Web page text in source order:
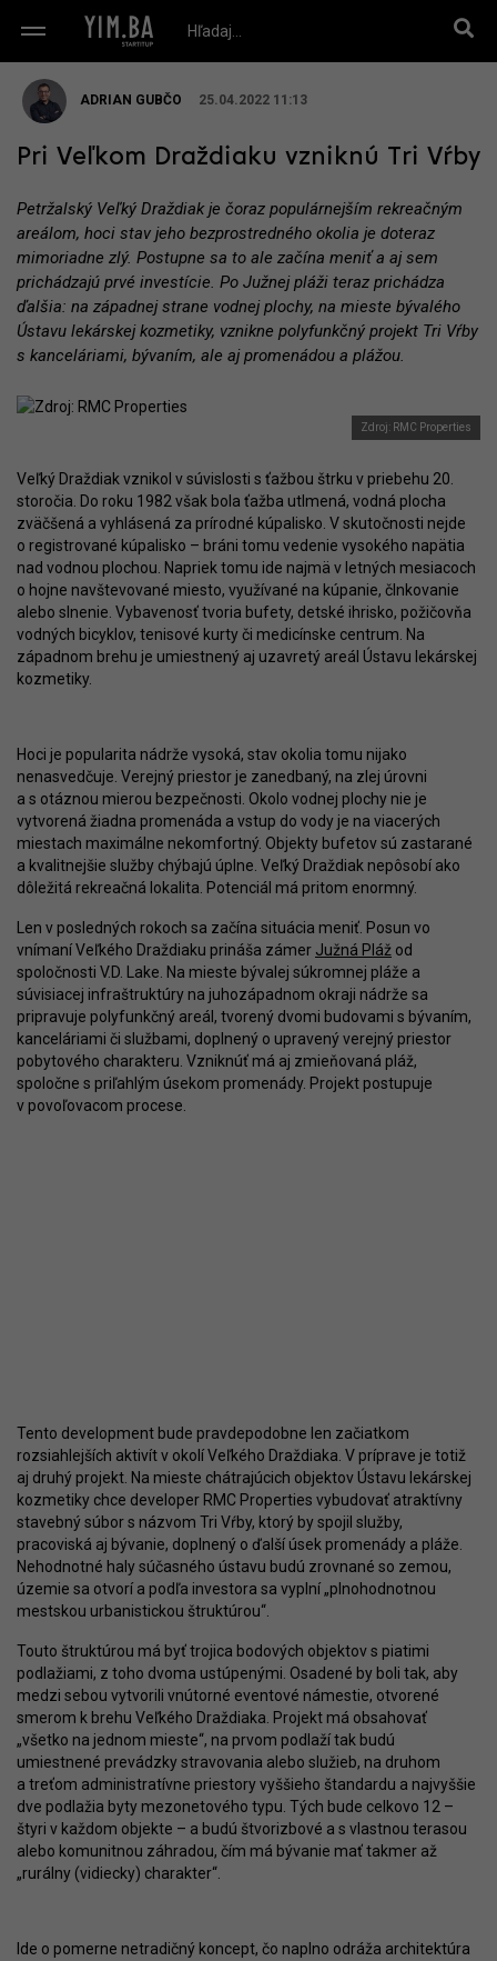
ADRIAN GUBČO 25.04.2022 11:13
Pri Veľkom Draždiaku vzniknú Tri Vŕby
Petržalský Veľký Draždiak je čoraz populárnejším rekreačným
areálom, hoci stav jeho bezprostredného okolia je doteraz
mimoriadne zlý. Postupne sa to ale začína meniť a aj sem
prichádzajú prvé investície. Po Južnej pláži teraz prichádza
ďalšia: na západnej strane vodnej plochy, na mieste bývalého
Ústavu lekárskej kozmetiky, vznikne polyfunkčný projekt Tri Vŕby
s kanceláriami, bývaním, ale aj promenádou a plážou.
Zdroj: RMC Properties
Veľký Draždiak vznikol v súvislosti s ťažbou štrku v priebehu 20.
storočia. Do roku 1982 však bola ťažba utlmená, vodná plocha
zväčšená a vyhlásená za prírodné kúpalisko. V skutočnosti nejde
o registrované kúpalisko – bráni tomu vedenie vysokého napätia
nad vodnou plochou. Napriek tomu ide najmä v letných mesiacoch
o hojne navštevované miesto, využívané na kúpanie, člnkovanie
alebo slnenie. Vybavenosť tvoria bufety, detské ihrisko, požičovňa
vodných bicyklov, tenisové kurty či medicínske centrum. Na
západnom brehu je umiestnený aj uzavretý areál Ústavu lekárskej
kozmetiky.
Hoci je popularita nádrže vysoká, stav okolia tomu nijako
nenasvedčuje. Verejný priestor je zanedbaný, na zlej úrovni
a s otáznou mierou bezpečnosti. Okolo vodnej plochy nie je
vytvorená žiadna promenáda a vstup do vody je na viacerých
miestach maximálne nekomfortný. Objekty bufetov sú zastarané
a kvalitnejšie služby chýbajú úplne. Veľký Draždiak nepôsobí ako
dôležitá rekreačná lokalita. Potenciál má pritom enormný.
Len v posledných rokoch sa začína situácia meniť. Posun vo
vnímaní Veľkého Draždiaku prináša zámer Južná Pláž od
spoločnosti V.D. Lake. Na mieste bývalej súkromnej pláže a
súvisiacej infraštruktúry na juhozápadnom okraji nádrže sa
pripravuje polyfunkčný areál, tvorený dvomi budovami s bývaním,
kanceláriami či službami, doplnený o upravený verejný priestor
pobytového charakteru. Vzniknúť má aj zmieňovaná pláž,
spoločne s priľahlým úsekom promenády. Projekt postupuje
v povoľovacom procese.
Tento development bude pravdepodobne len začiatkom
rozsiahlejších aktivít v okolí Veľkého Draždiaka. V príprave je totiž
aj druhý projekt. Na mieste chátrajúcich objektov Ústavu lekárskej
kozmetiky chce developer RMC Properties vybudovať atraktívny
stavebný súbor s názvom Tri Vŕby, ktorý by spojil služby,
pracoviská aj bývanie, doplnený o ďalší úsek promenády a pláže.
Nehodnotné haly súčasného ústavu budú zrovnané so zemou,
územie sa otvorí a podľa investora sa vyplní „plnohodnotnou
mestskou urbanistickou štruktúrou“.
Touto štruktúrou má byť trojica bodových objektov s piatimi
podlažiami, z toho dvoma ustúpenými. Osadené by boli tak, aby
medzi sebou vytvorili vnútorné eventové námestie, otvorené
smerom k brehu Veľkého Draždiaka. Projekt má obsahovať
„všetko na jednom mieste“, na prvom podlaží tak budú
umiestnené prevádzky stravovania alebo služieb, na druhom
a treťom administratívne priestory vyššieho štandardu a najvyššie
dve podlažia byty mezonetového typu. Tých bude celkovo 12 –
štyri v každom objekte – a budú štvorizbové a s vlastnou terasou
alebo komunitnou záhradou, čím má bývanie mať takmer až
„rurálny (vidiecky) charakter“.
Ide o pomerne netradičný koncept, čo naplno odráža architektúra